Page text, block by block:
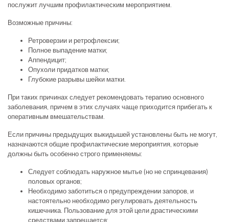
послужит лучшим профилактическим мероприятием.
Возможные причины:
Ретроверзии и ретрофлексии;
Полное выпадение матки;
Аппендицит;
Опухоли придатков матки;
Глубокие разрывы шейки матки.
При таких причинах следует рекомендовать терапию основного
заболевания, причем в этих случаях чаще приходится прибегать к
оперативным вмешательствам.
Если причины предыдущих выкидышей установлены быть не могут,
назначаются общие профилактические мероприятия, которые
должны быть особенно строго применяемы:
Следует соблюдать наружное мытье (но не спринцевания)
половых органов;
Необходимо заботиться о предупреждении запоров, и
настоятельно необходимо регулировать деятельность
кишечника. Пользование для этой цели драстическими
средствами запрещается;